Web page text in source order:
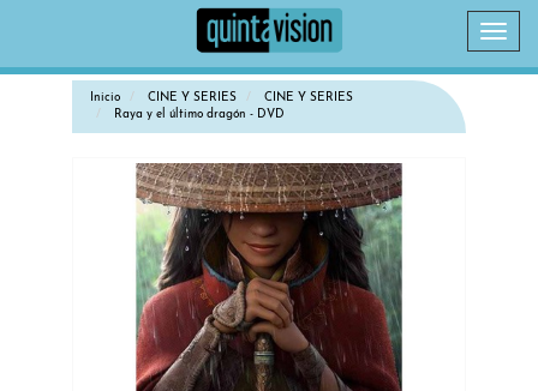
Inicio CINE Y SERIES
CINE Y SERIES
Raya y el último dragón - DVD